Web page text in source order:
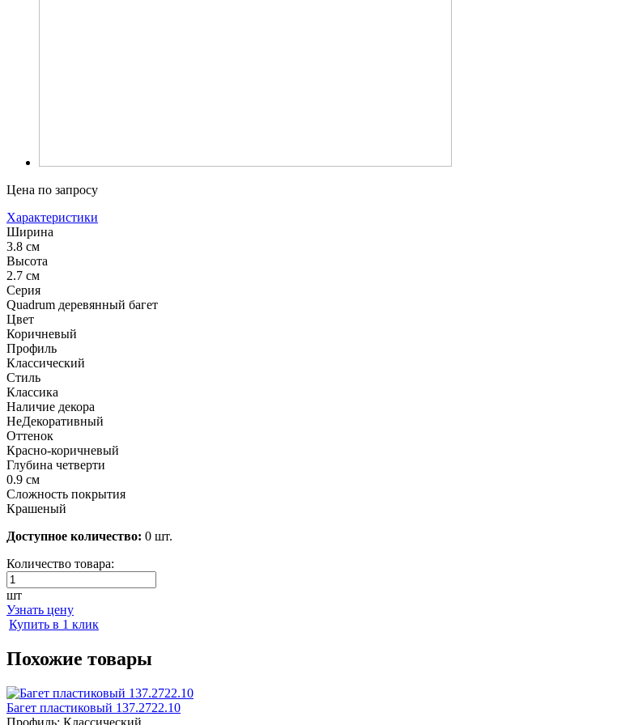
Цена по запросу
Характеристики
Ширина
3.8 см
Высота
2.7 см
Серия
Quadrum деревянный багет
Цвет
Коричневый
Профиль
Классический
Стиль
Классика
Наличие декора
НеДекоративный
Оттенок
Красно-коричневый
Глубина четверти
0.9 см
Сложность покрытия
Крашеный
Доступное количество: 0 шт.
Количество товара:
шт
Узнать цену
Купить в 1 клик
Похожие товары
Багет пластиковый 137.2722.10
Профиль: Классический